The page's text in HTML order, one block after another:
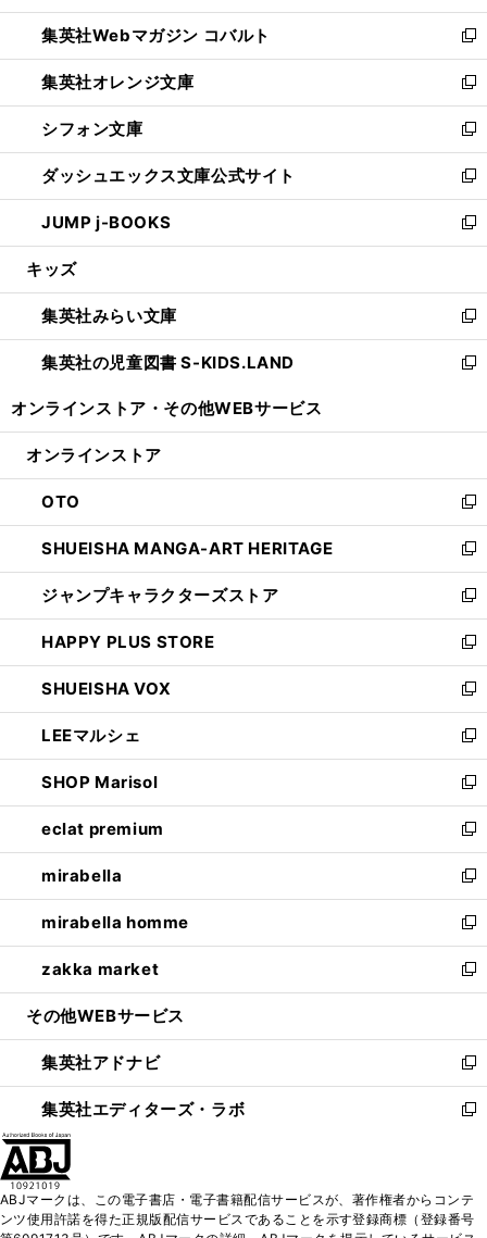
開
く
ウ
で
開
く
ン
ド
ウ
で
開
く
ウ
ィ
ン
ド
ウ
で
開
く
集英社Webマガジン コバルト
新
し
い
ウ
ィ
ン
ド
ウ
で
開
集英社オレンジ文庫
新
し
い
ウ
ィ
ン
ド
ウ
開
く
シフォン文庫
新
し
い
ウ
ィ
ン
ウ
で
開
く
ダッシュエックス文庫公式サイト
新
し
い
ウ
ン
ド
ウ
で
JUMP j-BOOKS
新
し
ウ
ィ
ン
ド
開
キッズ
集英社みらい文庫
新
し
い
ン
ウ
で
開
く
集英社の児童図書 S-KIDS.LAND
新
ウ
ン
ド
ウ
で
開
く
オンラインストア・ その他WEBサービス
オンラインストア
OTO
新
し
い
ウ
ィ
ン
ド
ウ
で
開
く
SHUEISHA MANGA-ART HERITAGE
新
し
い
ウ
ィ
ン
ド
ウ
で
開
く
ジャンプキャラクターズストア
新
し
い
ウ
ィ
ン
ド
ウ
で
開
く
HAPPY PLUS STORE
新
し
い
ウ
ィ
ン
ド
ウ
で
開
く
SHUEISHA VOX
新
し
い
ウ
ィ
ン
ド
ウ
で
開
く
LEEマルシェ
新
し
い
ウ
ィ
ン
ド
ウ
で
開
く
SHOP Marisol
新
し
い
ウ
ィ
ン
ド
ウ
で
開
eclat premium
新
し
い
ウ
ィ
ン
ド
ウ
開
く
mirabella
新
し
い
ウ
ィ
ン
ウ
で
開
く
mirabella homme
新
し
い
ウ
ン
ド
ウ
で
zakka market
新
し
ウ
ィ
ン
ド
く
その他WEBサービス
集英社アドナビ
新
し
い
ド
ウ
集英社エディターズ・ラボ
新
ィ
ン
ABJマークは、この電子書店・電子書籍配信サービスが、著作権者からコンテ
ンツ使用許諾を得た正規版配信サービスであることを示す登録商標（登録番号